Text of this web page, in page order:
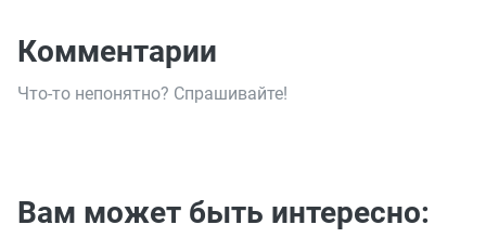
Комментарии
Что-то непонятно? Спрашивайте!
Вам может быть интересно: